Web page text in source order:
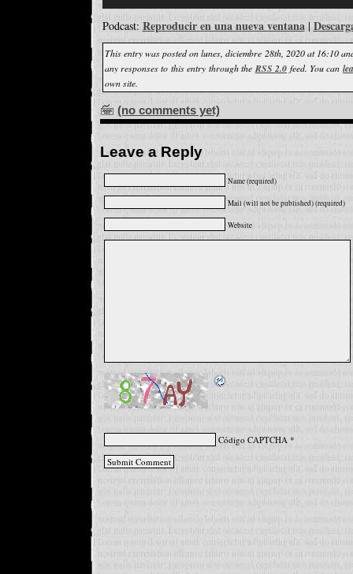
audio
Podcast: Reproducir en una nueva ventana|
This entry was posted on lunes, diciembre 28th, 2020 at 16:10
any responses to this entry through the RSS 2.0 feed. You can
own site.
(no comments yet)
Leave a Reply
Name (required)
Mail (will not be published) (required)
Website
Código CAPTCHA*